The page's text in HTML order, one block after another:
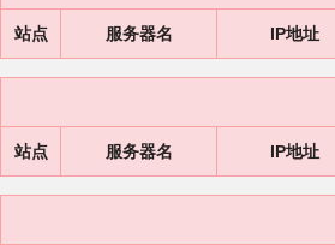
站点 服务器名 IP地址
站点 服务器名 IP地址